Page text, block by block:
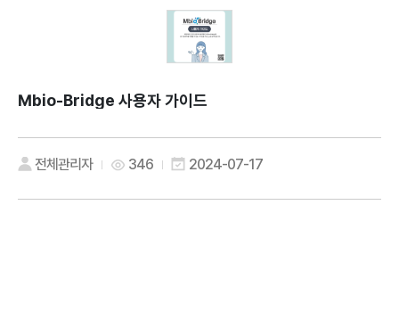
Mbio-Bridge 사용자 가이드
전체관리자 346 2024-07-17